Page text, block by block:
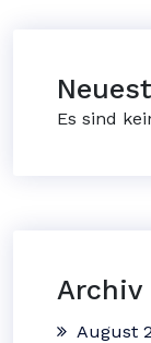
Es sind
Archiv
August